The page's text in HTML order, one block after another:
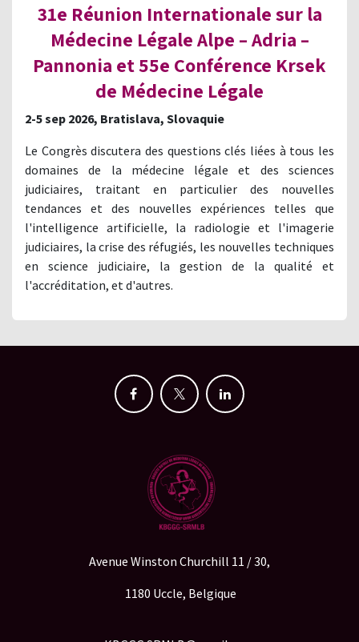
31e Réunion Internationale sur la
Médecine Légale Alpe – Adria –
Pannonia et 55e Conférence Krsek
de Médecine Légale
2-5 sep 2026, Bratislava, Slovaquie
Le Congrès discutera des questions clés liées à tous les
domaines de la médecine légale et des sciences
judiciaires, traitant en particulier des nouvelles
tendances et des nouvelles expériences telles que
l'intelligence artificielle, la radiologie et l'imagerie
judiciaires, la crise des réfugiés, les nouvelles techniques
en science judiciaire, la gestion de la qualité et
l'accréditation, et d'autres.
Avenue Winston Churchill 11 / 30,
1180 Uccle, Belgique